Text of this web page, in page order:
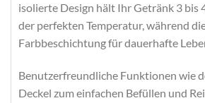
isolierte Design hält Ihr Getränk 3 bis
der perfekten Temperatur, während
Farbbeschichtung für dauerhafte
Benutzerfreundliche Funktionen wie
Deckel zum einfachen Befüllen und